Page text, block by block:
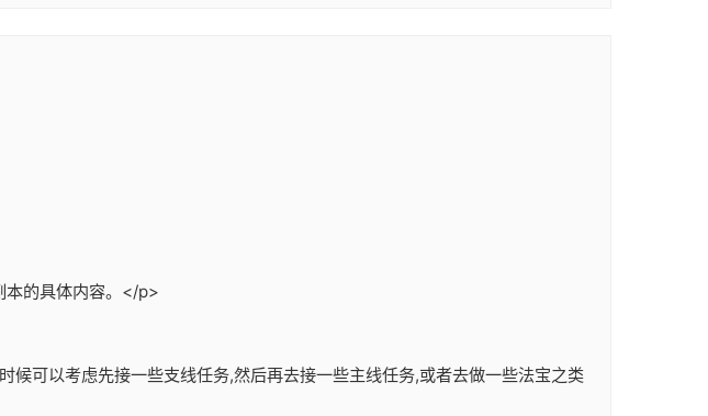
本的具体内容。</p>
可以考虑先接一些支线任务,然后再去接一些主线任务,或者去做一些法宝之类